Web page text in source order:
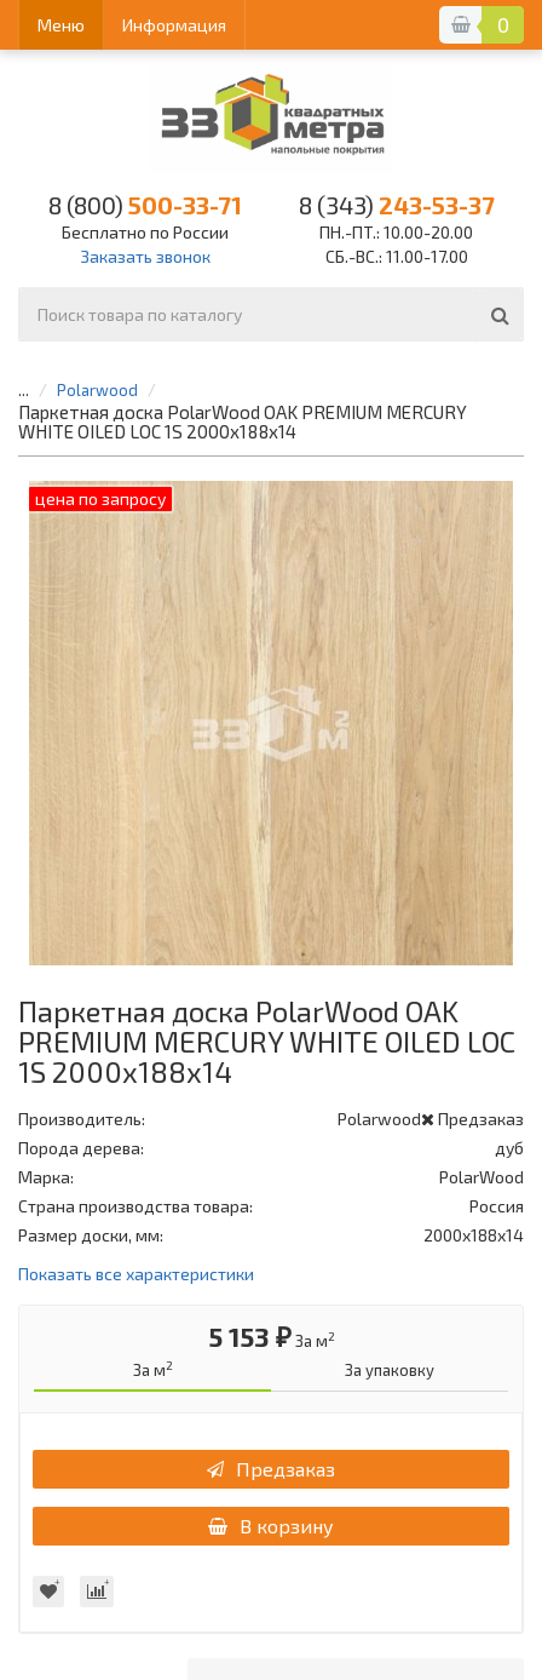
0
Меню Информация
8 (800) 500-33-71
Бесплатно по России
Заказать звонок
8 (343) 243-53-37
ПН.-ПТ.: 10.00-20.00
СБ.-ВС.: 11.00-17.00
... Polarwood
Паркетная доска PolarWood OAK PREMIUM MERCURY
WHITE OILED LOC 1S 2000х188х14
цена по запросу
Паркетная доска PolarWood OAK
PREMIUM MERCURY WHITE OILED LOC
1S 2000х188х14
Предзаказ
Производитель:
Polarwood
Порода дерева:
дуб
Марка:
PolarWood
Страна производства товара:
Россия
Размер доски, мм:
2000х188х14
Показать все характеристики
5 153 ₽ За м2
За м2 За упаковку
Предзаказ
В корзину